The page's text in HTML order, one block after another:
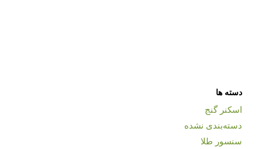
دسته ها
اسکنر گنج
دسته‌بندی نشده
سنسور طلا